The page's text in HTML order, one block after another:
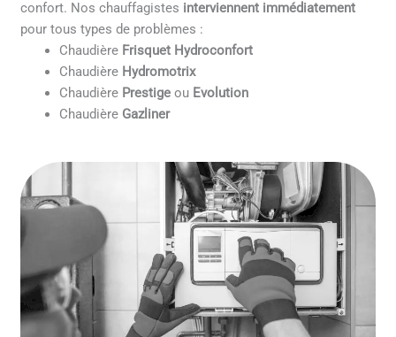
confort. Nos chauffagistes interviennent immédiatement
pour tous types de problèmes :
Chaudière Frisquet Hydroconfort
Chaudière Hydromotrix
Chaudière Prestige ou Evolution
Chaudière Gazliner